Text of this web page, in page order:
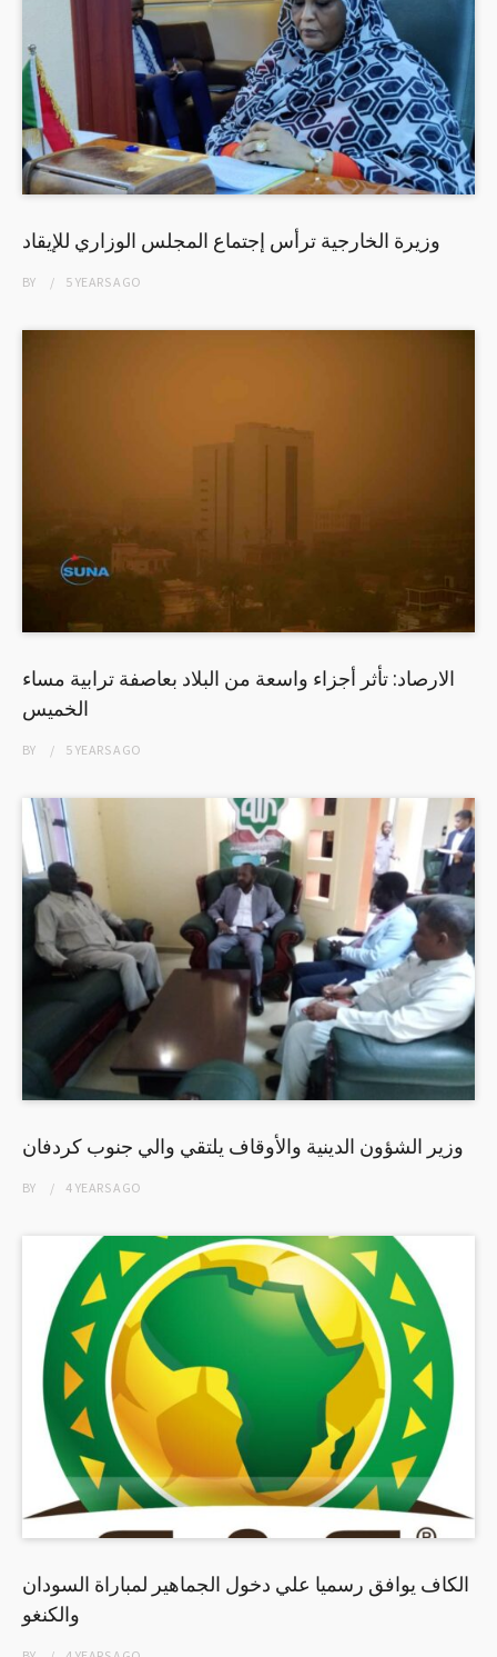
وزيرة الخارجية ترأس إجتماع المجلس الوزاري للإيقاد
BY 5 YEARSAGO
الارصاد: تأثر أجزاء واسعة من البلاد بعاصفة ترابية مساء
الخميس
BY 5 YEARSAGO
وزير الشؤون الدينية والأوقاف يلتقي والي جنوب كردفان
BY 4 YEARSAGO
الكاف يوافق رسميا علي دخول الجماهير لمباراة السودان
والكنغو